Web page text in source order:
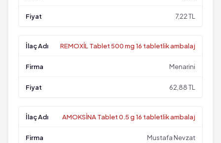
7,22 TL
REMOXİL Tablet 500 mg 16 tabletlik ambalaj
Menarini
62,88 TL
AMOKSİNA Tablet 0.5 g 16 tabletlik ambalaj
Mustafa Nevzat